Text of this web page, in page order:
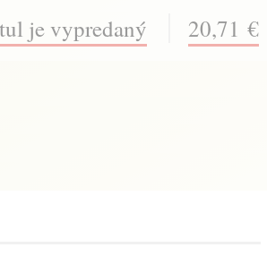
je vypredaný 20,71 €